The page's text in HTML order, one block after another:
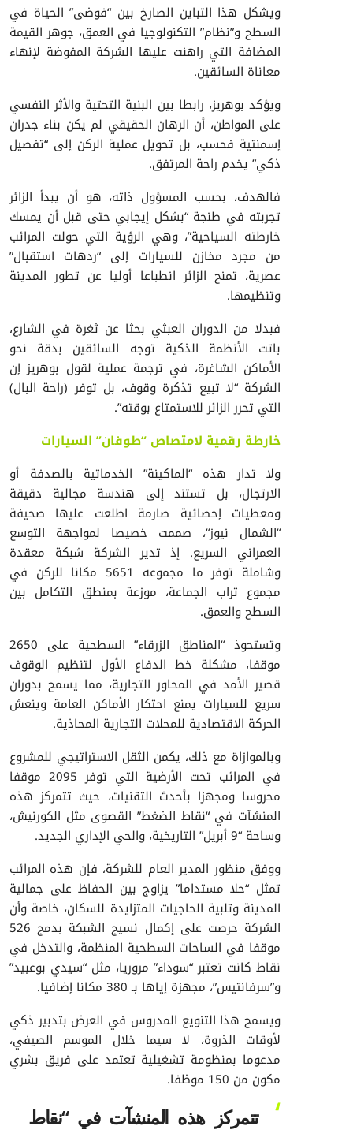
ويشكل هذا التباين الصارخ بين “فوضى” الحياة في
السطح و”نظام” التكنولوجيا في العمق، جوهر القيمة
المضافة التي راهنت عليها الشركة المفوضة لإنهاء
معاناة السائقين.
ويؤكد بوهريز، رابطا بين البنية التحتية والأثر النفسي
على المواطن، أن الرهان الحقيقي لم يكن بناء جدران
إسمنتية فحسب، بل تحويل عملية الركن إلى “تفصيل
ذكي” يخدم راحة المرتفق.
فالهدف، بحسب المسؤول ذاته، هو أن يبدأ الزائر
تجربته في طنجة “بشكل إيجابي حتى قبل أن يمسك
خارطته السياحية”، وهي الرؤية التي حولت المرائب
من مجرد مخازن للسيارات إلى “ردهات استقبال”
عصرية، تمنح الزائر انطباعا أوليا عن تطور المدينة
وتنظيمها.
فبدلا من الدوران العبثي بحثا عن ثغرة في الشارع،
باتت الأنظمة الذكية توجه السائقين بدقة نحو
الأماكن الشاغرة، في ترجمة عملية لقول بوهريز إن
الشركة “لا تبيع تذكرة وقوف، بل توفر (راحة البال)
التي تحرر الزائر للاستمتاع بوقته”.
خارطة رقمية لامتصاص “طوفان” السيارات
ولا تدار هذه “الماكينة” الخدماتية بالصدفة أو
الارتجال، بل تستند إلى هندسة مجالية دقيقة
ومعطيات إحصائية صارمة اطلعت عليها صحيفة
الشمال نيوز“، صممت خصيصا لمواجهة التوسع
العمراني السريع. إذ تدير الشركة شبكة معقدة
وشاملة توفر ما مجموعه 5651 مكانا للركن في
مجموع تراب الجماعة، موزعة بمنطق التكامل بين
السطح والعمق.
وتستحوذ “المناطق الزرقاء” السطحية على 2650
موقفا، مشكلة خط الدفاع الأول لتنظيم الوقوف
قصير الأمد في المحاور التجارية، مما يسمح بدوران
سريع للسيارات يمنع احتكار الأماكن العامة وينعش
الحركة الاقتصادية للمحلات التجارية المحاذية.
وبالموازاة مع ذلك، يكمن الثقل الاستراتيجي للمشروع
في المرائب تحت الأرضية التي توفر 2095 موقفا
محروسا ومجهزا بأحدث التقنيات، حيث تتمركز هذه
المنشآت في “نقاط الضغط” القصوى مثل الكورنيش،
وساحة “9 أبريل” التاريخية، والحي الإداري الجديد.
ووفق منظور المدير العام للشركة، فإن هذه المرائب
تمثل “حلا مستداما” يزاوج بين الحفاظ على جمالية
المدينة وتلبية الحاجيات المتزايدة للسكان، خاصة وأن
الشركة حرصت على إكمال نسيج الشبكة بدمج 526
موقفا في الساحات السطحية المنظمة، والتدخل في
نقاط كانت تعتبر “سوداء” مروريا، مثل “سيدي بوعبيد”
و”سرفانتيس”، مجهزة إياها بـ 380 مكانا إضافيا.
ويسمح هذا التنويع المدروس في العرض بتدبير ذكي
لأوقات الذروة، لا سيما خلال الموسم الصيفي،
مدعوما بمنظومة تشغيلية تعتمد على فريق بشري
مكون من 150 موظفا.
تتمركز هذه المنشآت في “نقاط